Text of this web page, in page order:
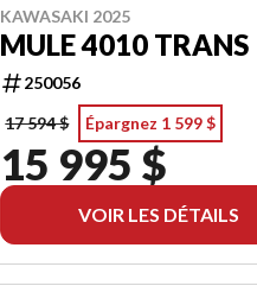
KAWASAKI 2025
MULE 4010 TRANS
250056
17 594 $
Épargnez 1 599 $
15 995 $
VOIR LES DÉTAILS